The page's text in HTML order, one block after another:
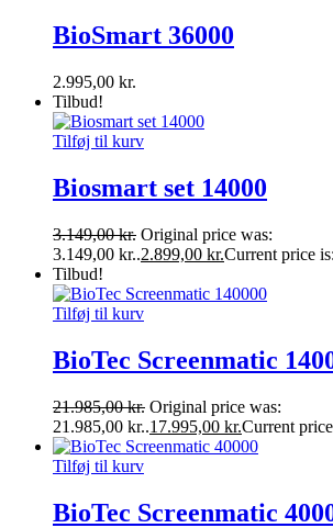
BioSmart 36000
2.995,00 kr.
Tilbud!
Tilføj til kurv
Biosmart set 14000
3.149,00kr. Original price was:
3.149,00 kr..2.899,00 kr.Current price
Tilbud!
Tilføj til kurv
BioTec Screenmatic
21.985,00kr. Original price was:
21.985,00 kr..17.995,00 kr.Current
Tilføj til kurv
BioTec Screenmatic